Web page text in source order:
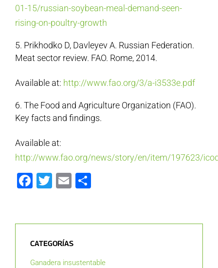
01-15/russian-soybean-meal-demand-seen-
rising-on-poultry-growth
Prikhodko D, Davleyev A. Russian Federation.
Meat sector review. FAO. Rome, 2014.
Available at: http://www.fao.org/3/a-i3533e.pdf
The Food and Agriculture Organization (FAO).
Key facts and findings.
Available at:
http://www.fao.org/news/story/en/item/197623/
Facebook
Twitter
Email
CATEGORÍAS
Ganadera insustentable